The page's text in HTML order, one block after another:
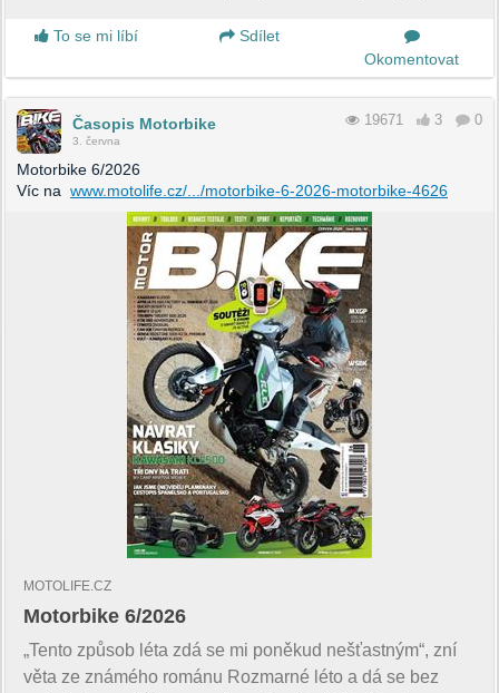
To se mi líbí
Sdílet
Okomentovat
Časopis Motorbike
3. června
19671 3 0
Motorbike 6/2026
Víc na www.motolife.cz/.../motorbike-6-2026-motorbike-4626
MOTOLIFE.CZ
Motorbike 6/2026
„Tento způsob léta zdá se mi poněkud nešťastným“, zní
věta ze známého románu Rozmarné léto a dá se bez